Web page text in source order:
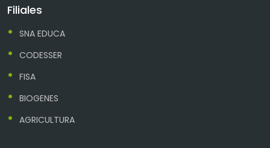
Filiales
SNA EDUCA
CODESSER
FISA
BIOGENES
AGRICULTURA